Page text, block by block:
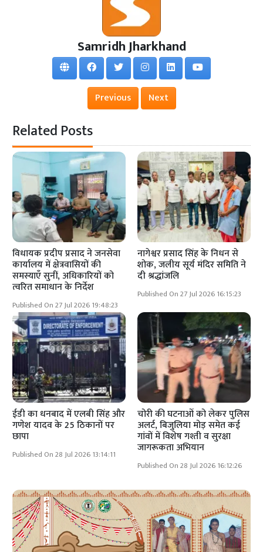
Samridh Jharkhand
Previous Next
Related Posts
विधायक प्रदीप प्रसाद ने जनसेवा
कार्यालय में क्षेत्रवासियों की
समस्याएँ सुनीं, अधिकारियों को
त्वरित समाधान के निर्देश
Published On 27 Jul 2026 19:48:23
नागेश्वर प्रसाद सिंह के निधन से
शोक, जलीय सूर्य मंदिर समिति ने
दी श्रद्धांजलि
Published On 27 Jul 2026 16:15:23
ईडी का धनबाद में एलबी सिंह और
गणेश यादव के 25 ठिकानों पर
छापा
Published On 28 Jul 2026 13:14:11
चोरी की घटनाओं को लेकर पुलिस
अलर्ट, बिजुलिया मोड़ समेत कई
गांवों में विशेष गश्ती व सुरक्षा
जागरूकता अभियान
Published On 28 Jul 2026 16:12:26